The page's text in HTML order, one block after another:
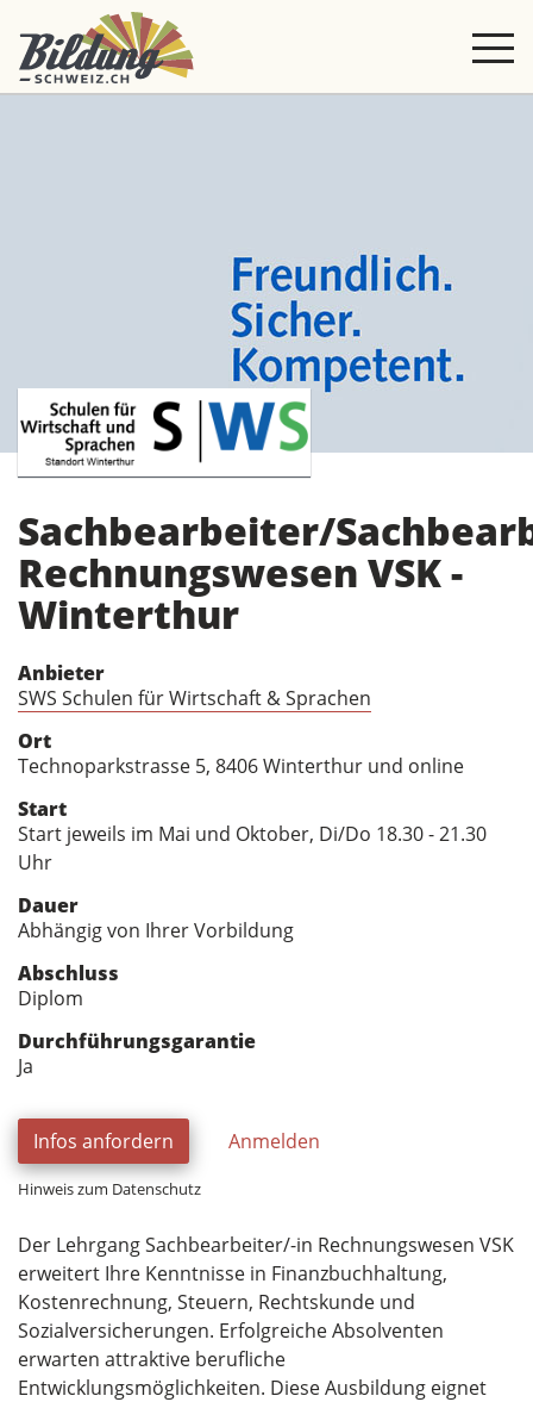
Sachbearbeiter/
Rechnungswesen VSK -
Winterthur
Anbieter
SWS Schulen für Wirtschaft & Sprachen
Ort
Technoparkstrasse 5, 8406 Winterthur und online
Start
Start jeweils im Mai und Oktober, Di/Do 18.30 - 21.30
Uhr
Dauer
Abhängig von Ihrer Vorbildung
Abschluss
Diplom
Durchführungsgarantie
Ja
Infos anfordern Anmelden
Hinweis zum Datenschutz
Der Lehrgang Sachbearbeiter/-in Rechnungswesen VSK
erweitert Ihre Kenntnisse in Finanzbuchhaltung,
Kostenrechnung, Steuern, Rechtskunde und
Sozialversicherungen. Erfolgreiche Absolventen
erwarten attraktive berufliche
Entwicklungsmöglichkeiten. Diese Ausbildung eignet